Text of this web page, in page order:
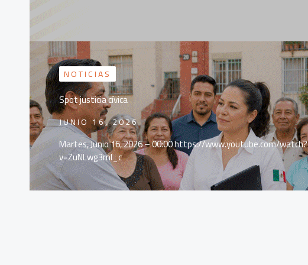
NOTICIAS
Spot justicia cívica
JUNIO 16, 2026
Martes, Junio 16, 2026 – 00:00 https://www.youtube.com/watch?
v=ZuNLwg3ml_c